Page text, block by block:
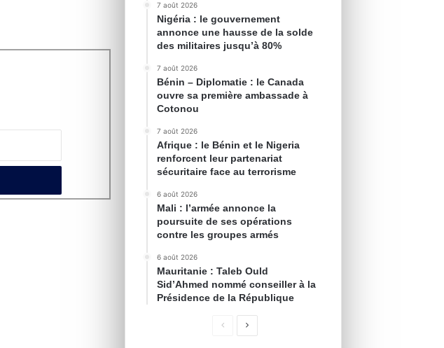
7 août 2026
Nigéria : le gouvernement
annonce une hausse de la solde
des militaires jusqu’à 80%
7 août 2026
Bénin – Diplomatie : le Canada
ouvre sa première ambassade à
Cotonou
7 août 2026
Afrique : le Bénin et le Nigeria
renforcent leur partenariat
sécuritaire face au terrorisme
6 août 2026
Mali : l’armée annonce la
poursuite de ses opérations
contre les groupes armés
6 août 2026
Mauritanie : Taleb Ould
Sid’Ahmed nommé conseiller à la
Présidence de la République